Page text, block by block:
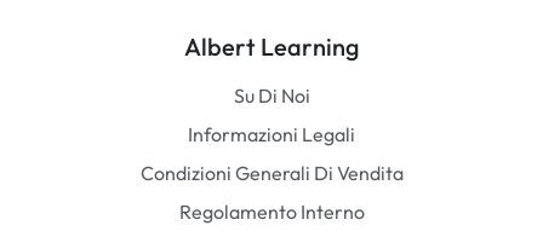
Albert Learning
Su Di Noi
Informazioni Legali
Condizioni Generali Di Vendita
Regolamento Interno